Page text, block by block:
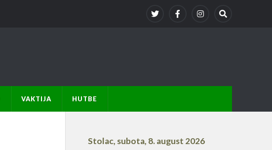
VAKTIJA HUTBE
Stolac, subota, 8. august 2026